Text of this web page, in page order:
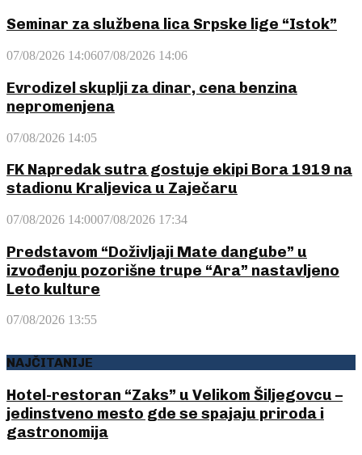
Seminar za službena lica Srpske lige “Istok”
07/08/2026 14:0607/08/2026 14:06
Evrodizel skuplji za dinar, cena benzina
nepromenjena
07/08/2026 14:05
FK Napredak sutra gostuje ekipi Bora 1919 na
stadionu Kraljevica u Zaječaru
07/08/2026 14:0007/08/2026 17:34
Predstavom “Doživljaji Mate dangube” u
izvođenju pozorišne trupe “Ara” nastavljeno
Leto kulture
07/08/2026 13:55
NAJČITANIJE
Hotel-restoran “Zaks” u Velikom Šiljegovcu –
jedinstveno mesto gde se spajaju priroda i
gastronomija